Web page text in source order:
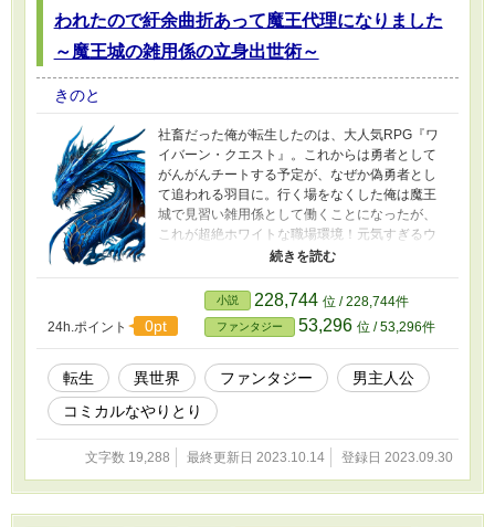
われたので紆余曲折あって魔王代理になりました
～魔王城の雑用係の立身出世術～
きのと
社畜だった俺が転生したのは、大人気RPG『ワ
イバーン・クエスト』。これからは勇者として
がんがんチートする予定が、なぜか偽勇者とし
て追われる羽目に。行く場をなくした俺は魔王
城で見習い雑用係として働くことになったが、
これが超絶ホワイトな職場環境！元気すぎるウ
サ耳の相棒、頼りがいある上司、セクシーなお
姉さまモンスターに囲まれて充実した毎日を送
っていた。ところがある日、魔王様に呼び出さ
れて魔王城の秘密を打ち明けられる。さらに魔
王代理を仰せつかってしまった。そんな大役、
無理だから！どうなる、俺の見習いライフ⁉
24h.ポイント 0pt
小説 228,744 位 / 228,744件
ファンタジー 53,296 位 / 53,296件
転生 異世界 ファンタジー
男主人公
コミカルなやりとり
文字数 19,288 最終更新日 2023.10.14 登録日 2023.09.30